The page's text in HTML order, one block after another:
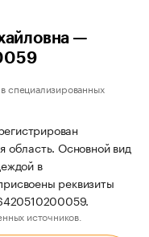
—
специализированных
Основной вид
в
реквизиты
источников.